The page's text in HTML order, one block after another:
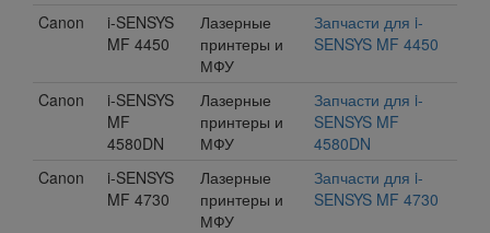
Canon
i-SENSYS
MF 4450
Лазерные
принтеры и
МФУ
Запчасти для i-
SENSYS MF 4450
Canon
i-SENSYS
MF
4580DN
Лазерные
принтеры и
МФУ
Запчасти для i-
SENSYS MF
4580DN
Canon
i-SENSYS
MF 4730
Лазерные
принтеры и
МФУ
Запчасти для i-
SENSYS MF 4730